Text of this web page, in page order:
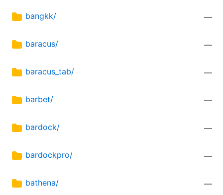
bangkk/ —
baracus/ —
baracus_tab/ —
barbet/ —
bardock/ —
bardockpro/ —
bathena/ —